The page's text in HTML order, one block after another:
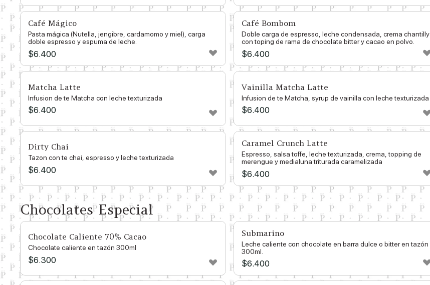
Café Mágico
Pasta mágica (Nutella, jengibre, cardamomo y miel), carga
doble espresso y espuma de leche.
$6.400
Café Bombom
Doble carga de espresso, leche condensada, crema chantilly
con toping de rama de chocolate bitter y cacao en polvo.
$6.400
Matcha Latte
Infusion de te Matcha con leche texturizada
$6.400
Vainilla Matcha Latte
Infusion de te Matcha, syrup de vainilla con leche texturizada
$6.400
Dirty Chai
Tazon con te chai, espresso y leche texturizada
$6.400
Caramel Crunch Latte
Espresso, salsa toffe, leche texturizada, crema, topping de
merengue y medialuna triturada caramelizada
$6.400
Chocolates Especial
Chocolate Caliente 70% Cacao
Chocolate caliente en tazón 300ml
$6.300
Submarino
Leche caliente con chocolate en barra dulce o bitter en tazón
300ml.
$6.400